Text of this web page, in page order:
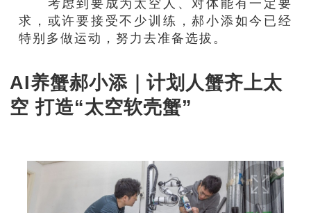
考虑到要成为太空人、对体能有一定要
求，或许要接受不少训练，郝小添如今已经
特别多做运动，努力去准备选拔。
AI养蟹郝小添｜计划人蟹齐上太
空 打造“太空软壳蟹”